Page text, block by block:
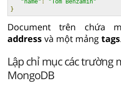
}
Document trên chứa
address và một mảng tags
Lập chỉ mục các trường
MongoDB